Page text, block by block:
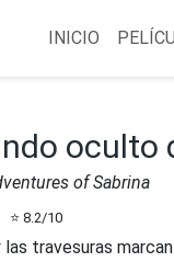
INICIO
oculto
of Sabrina
⭐ 8.2/10
las travesuras